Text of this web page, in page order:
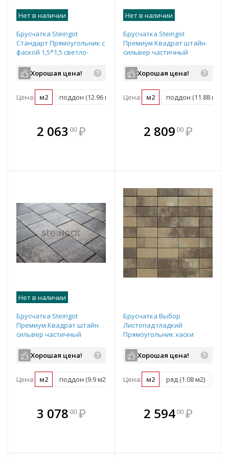
Нет в наличии
Брусчатка Steingot
Стандарт Прямоугольник с
фаской 1,5*1,5 светло-
200х100х60 мм
Хорошая цена!
Цена: м2 поддон (12.96 м2)
2 063 00 ₽
В комплекте
всегда выгоднее!
Нет в наличии
Брусчатка Steingot
Премиум Квадрат штайн
сильвер частичный
Хорошая цена!
Цена: м2 поддон (11.88 м2)
В комплекте
всегда выгоднее!
2 809 00 ₽
Нет в наличии
Брусчатка Steingot
Премиум Квадрат штайн
сильвер частичный
Хорошая цена!
Цена: м2 поддон (9.9 м2)
3 078 00 ₽
В комплекте
всегда выгоднее!
Брусчатка Выбор
Листопад гладкий
Прямоугольник хаски
200х100х60 мм
Хорошая цена!
Цена: м2 ряд (1.08 м2)
В комплекте
всегда выгоднее!
2 59400 ₽